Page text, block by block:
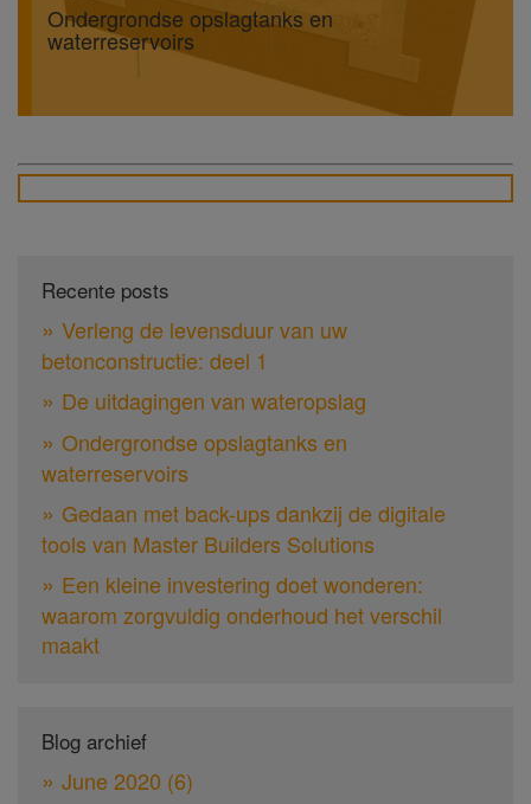
Ondergrondse opslagtanks en
waterreservoirs
Recente posts
Verleng de levensduur van uw
betonconstructie: deel 1
De uitdagingen van wateropslag
Ondergrondse opslagtanks en
waterreservoirs
Gedaan met back-ups dankzij de digitale
tools van Master Builders Solutions
Een kleine investering doet wonderen:
waarom zorgvuldig onderhoud het verschil
maakt
Blog archief
June 2020 (6)